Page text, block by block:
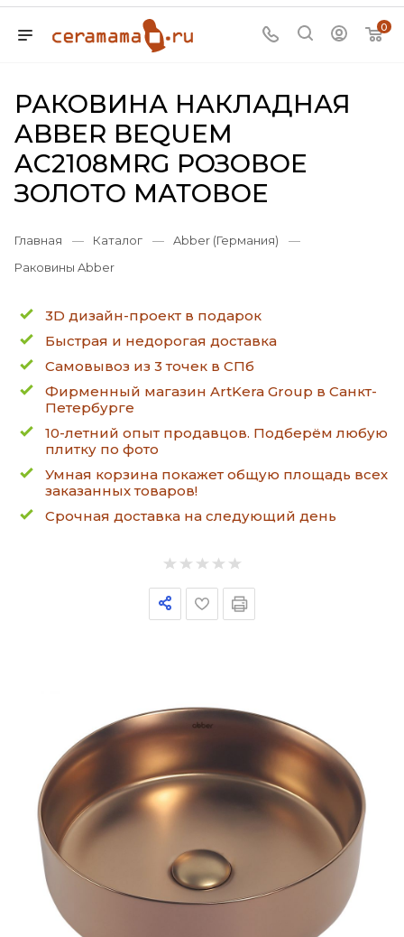
0
РАКОВИНА НАКЛАДНАЯ
ABBER BEQUEM
AC2108MRG РОЗОВОЕ
ЗОЛОТО МАТОВОЕ
Главная — Каталог — Abber (Германия)
—
Раковины Abber
3D дизайн-проект в подарок
Быстрая и недорогая доставка
Самовывоз из 3 точек в СПб
Фирменный магазин ArtKera Group в Санкт-
Петербурге
10-летний опыт продавцов. Подберём любую
плитку по фото
Умная корзина покажет общую площадь всех
заказанных товаров!
Срочная доставка на следующий день